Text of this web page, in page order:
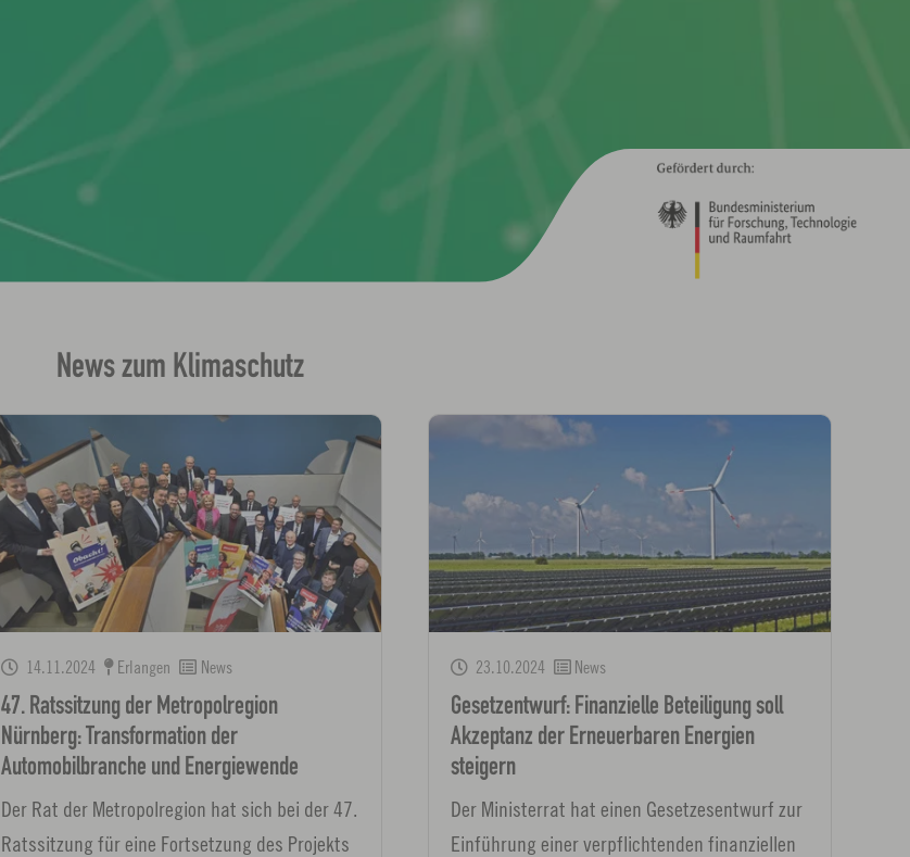
News zum Klimaschutz
14.11.2024 Erlangen News
47. Ratssitzung der Metropolregion
Nürnberg: Transformation der
Automobilbranche und Energiewende
Der Rat der Metropolregion hat sich bei der 47.
Ratssitzung für eine Fortsetzung des Projekts
23.10.2024 News
Gesetzentwurf: Finanzielle Beteiligung soll
Akzeptanz der Erneuerbaren Energien
steigern
Der Ministerrat hat einen Gesetzesentwurf zur
Einführung einer verpflichtenden finanziellen